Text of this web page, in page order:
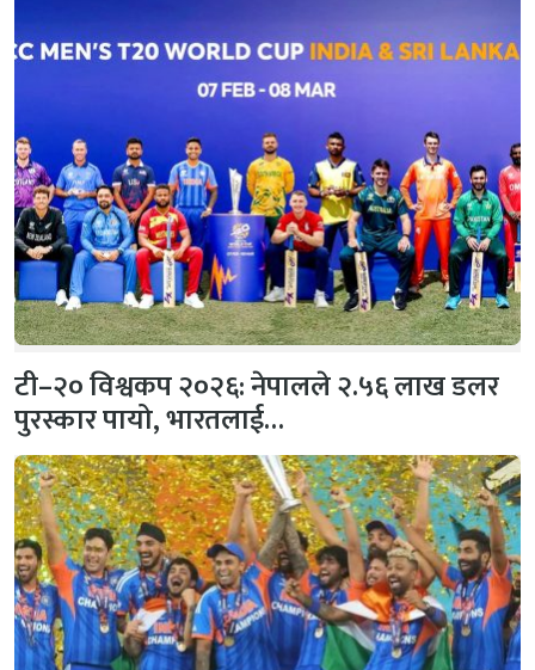
टी–२० विश्वकप २०२६: नेपालले २.५६ लाख डलर
पुरस्कार पायो, भारतलाई…